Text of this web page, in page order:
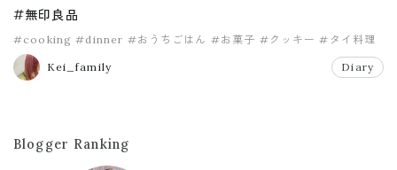
#無印良品
#cooking #dinner #おうちごはん #お菓子 #クッキー #タイ料理
Kei_family Diary
Blogger Ranking